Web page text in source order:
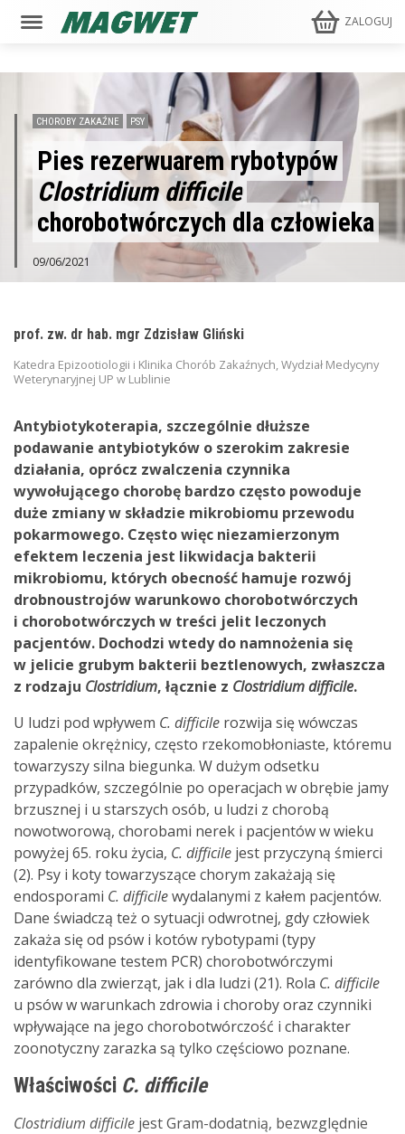
ZALOGUJ
CHOROBY ZAKAŹNE PSY
Pies rezerwuarem rybotypów
Clostridium difficile
chorobotwórczych dla człowieka
09/06/2021
prof. zw. dr hab. mgr Zdzisław Gliński
Katedra Epizootiologii i Klinika Chorób Zakaźnych, Wydział Medycyny
Weterynaryjnej UP w Lublinie
Antybiotykoterapia, szczególnie dłuższe
podawanie antybiotyków o szerokim zakresie
działania, oprócz zwalczenia czynnika
wywołującego chorobę bardzo często powoduje
duże zmiany w składzie mikrobiomu przewodu
pokarmowego. Często więc niezamierzonym
efektem leczenia jest likwidacja bakterii
mikrobiomu, których obecność hamuje rozwój
drobnoustrojów warunkowo chorobotwórczych
i chorobotwórczych w treści jelit leczonych
pacjentów. Dochodzi wtedy do namnożenia się
w jelicie grubym bakterii beztlenowych, zwłaszcza
z rodzaju Clostridium, łącznie z Clostridium difficile.
U ludzi pod wpływem C. difficile rozwija się wówczas
zapalenie okrężnicy, często rzekomobłoniaste, któremu
towarzyszy silna biegunka. W dużym odsetku
przypadków, szczególnie po operacjach w obrębie jamy
brzusznej i u starszych osób, u ludzi z chorobą
nowotworową, chorobami nerek i pacjentów w wieku
powyżej 65. roku życia, C. difficile jest przyczyną śmierci
(2). Psy i koty towarzyszące chorym zakażają się
endosporami C. difficilewydalanymi z kałem pacjentów.
Dane świadczą też o sytuacji odwrotnej, gdy człowiek
zakaża się od psów i kotów rybotypami (typy
identyfikowane testem PCR) chorobotwórczymi
zarówno dla zwierząt, jak i dla ludzi (21). Rola C. difficile
u psów w warunkach zdrowia i choroby oraz czynniki
wpływające na jego chorobotwórczość i charakter
zoonotyczny zarazka są tylko częściowo poznane.
Właściwości C. difficile
Clostridium difficile jest Gram-dodatnią, bezwzględnie